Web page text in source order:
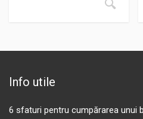
Info utile
6 sfaturi pentru cumpărarea unui